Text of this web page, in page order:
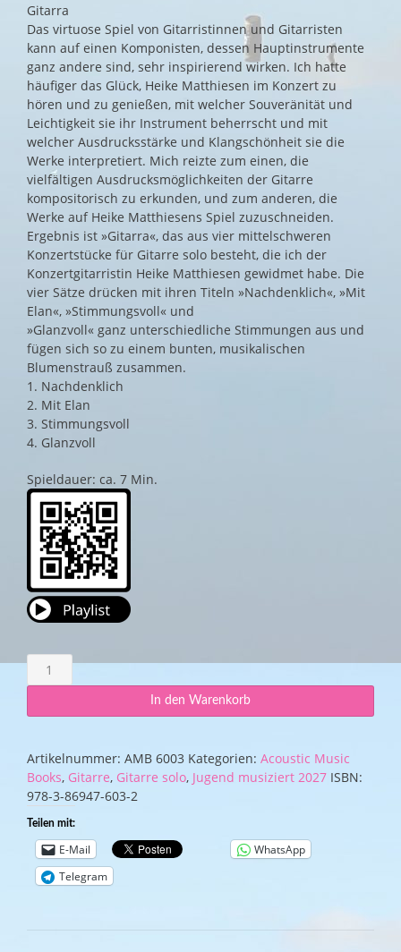
Gitarra
Das virtuose Spiel von Gitarristinnen und Gitarristen
kann auf einen Komponisten, dessen Hauptinstrumente
ganz andere sind, sehr inspirierend wirken. Ich hatte
häufiger das Glück, Heike Matthiesen im Konzert zu
hören und zu genießen, mit welcher Souveränität und
Leichtigkeit sie ihr Instrument beherrscht und mit
welcher Ausdrucksstärke und Klangschönheit sie die
Werke interpretiert. Mich reizte zum einen, die
vielfältigen Ausdrucksmöglichkeiten der Gitarre
kompositorisch zu erkunden, und zum anderen, die
Werke auf Heike Matthiesens Spiel zuzuschneiden.
Ergebnis ist »Gitarra«, das aus vier mittelschweren
Konzertstücke für Gitarre solo besteht, die ich der
Konzertgitarristin Heike Matthiesen gewidmet habe. Die
vier Sätze drücken mit ihren Titeln »Nachdenklich«, »Mit
Elan«, »Stimmungsvoll« und
»Glanzvoll« ganz unterschiedliche Stimmungen aus und
fügen sich so zu einem bunten, musikalischen
Blumenstrauß zusammen.
1. Nachdenklich
2. Mit Elan
3. Stimmungsvoll
4. Glanzvoll
Spieldauer: ca. 7 Min.
Gitarra
op.
Menge
In den Warenkorb
Artikelnummer: AMB 6003 Kategorien: Acoustic Music
Books, Gitarre, Gitarre solo, Jugend musiziert 2027 ISBN:
978-3-86947-603-2
Teilen mit:
E-Mail
WhatsApp
Telegram